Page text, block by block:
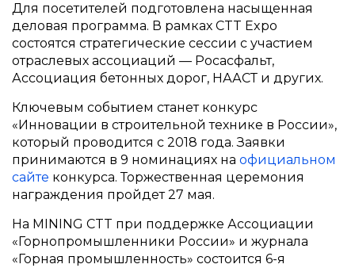
Для посетителей подготовлена насыщенная
деловая программа. В рамках CTT Expo
состоятся стратегические сессии с участием
отраслевых ассоциаций — Росасфальт,
Ассоциация бетонных дорог, НААСТ и других.
Ключевым событием станет конкурс
«Инновации в строительной технике в России»,
который проводится с 2018 года. Заявки
принимаются в 9 номинациях на официальном
сайте конкурса. Торжественная церемония
награждения пройдет 27 мая.
На MINING CTT при поддержке Ассоциации
«Горнопромышленники России» и журнала
«Горная промышленность» состоится 6-я